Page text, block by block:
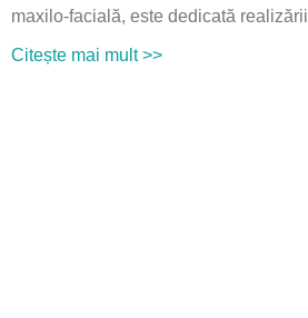
maxilo-facială, este dedicată realizării
Citește mai mult >>